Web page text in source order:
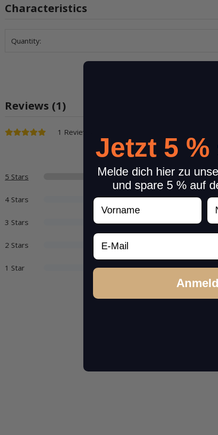
Characteristics
Item information
Value
Quantity:
Reviews (1)
1 Reviews
5 Stars
4 Stars
3 Stars
2 Stars
1 Star
Jetzt 5
Melde dich hier zu
und spare 5 % auf
Vorname
Email